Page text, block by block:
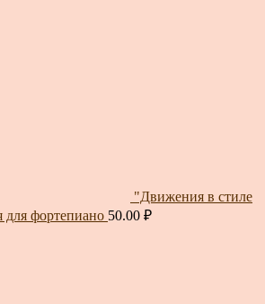
"Движения в стиле
фортепиано 50.00 ₽